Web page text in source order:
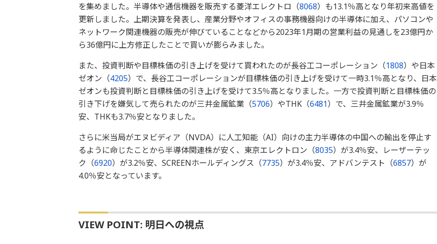
を集めました。半導体や通信機器を販売する菱洋エレクトロ（8068）も13.1％高となり年初来高値を
更新しました。上期決算を発表し、産業分野やオフィスの事務機器向けの半導体に加え、パソコンや
ネットワーク関連機器の販売が伸びていることなどから2023年1月期の営業利益の見通しを23億円か
ら36億円に上方修正したことで買いが膨らみました。
また、投資判断や目標株価の引き上げを受けて買われたのが長谷工コーポレーション（1808）や日本
ゼオン（4205）で、長谷工コーポレーションが目標株価の引き上げを受けて一時3.1％高となり、日本
ゼオンも投資判断と目標株価の引き上げを受けて3.5％高となりました。一方で投資判断と目標株価の
引き下げを嫌気して売られたのが三井金属鉱業（5706）やTHK（6481）で、三井金属鉱業が3.9％
安、THKも3.7％安となりました。
さらに米当局がエヌビディア（NVDA）に人工知能（AI）向けの主力半導体の中国への輸出を停止す
るように命じたことから半導体関連株が安く、東京エレクトロン（8035）が3.4％安、レーザーテッ
ク（6920）が3.2％安、SCREENホールディングス（7735）が3.4％安、アドバンテスト（6857）が
4.0％安となっています。
VIEW POINT: 明日への視点